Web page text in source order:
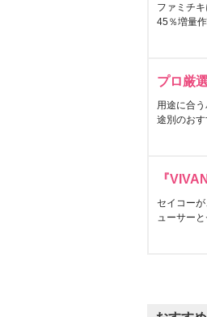
ファミチ
45％増量
プロ厳
用途に合
途別のおす
『
セイコー
ューサー